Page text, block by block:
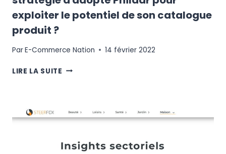
exploiter le potentiel de son catalogue
produit ?
ParE-Commerce Nation 14 février 2022
LIRE LA SUITE +50%
COMMERCE
:
STRATÉGIE